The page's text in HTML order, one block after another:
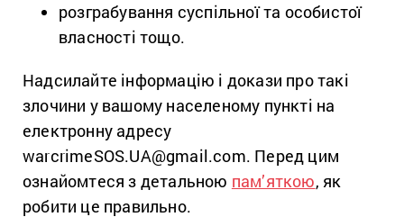
розграбування суспільної та особистої
власності тощо.
Надсилайте інформацію і докази про такі
злочини у вашому населеному пункті на
електронну адресу
warcrimeSOS.UA@gmail.com. Перед цим
ознайомтеся з детальною пам’яткою, як
робити це правильно.